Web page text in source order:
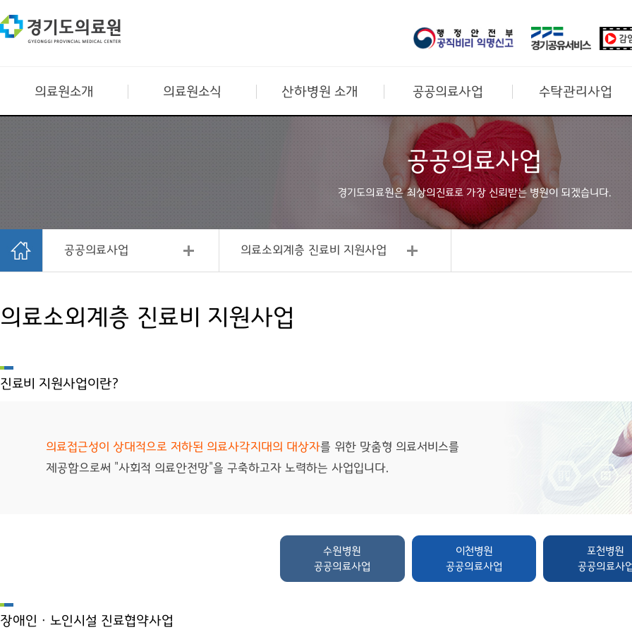
의료원소개 의료원소식 산하병원 소개 공공의료사업 수탁관리사업
공공의료사업
경기도의료원은 최상의진료로가장 신뢰받는 병원이 되겠습니다.
공공의료사업 의료소외계층 진료비 지원사업
의료소외계층 진료비 지원사업
진료비 지원사업이란?
의료접근성이 상대적으로 저하된 의료사각지대의 대상자를 위한 맞춤형 의료서비스를
제공함으로써 "사회적 의료안전망"을 구축하고자 노력하는 사업입니다.
수원병원
공공의료사업
이천병원
공공의료사업
포천병원
공공의료사
장애인ㆍ노인시설 진료협약사업